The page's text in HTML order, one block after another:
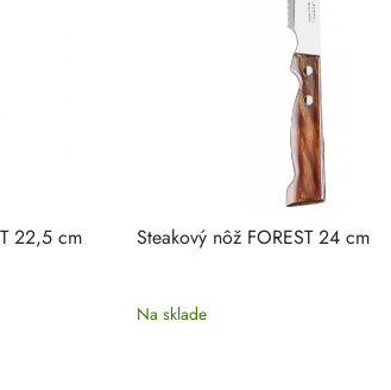
22,5 cm Steakový nôž FOREST 24 cm
Na sklade